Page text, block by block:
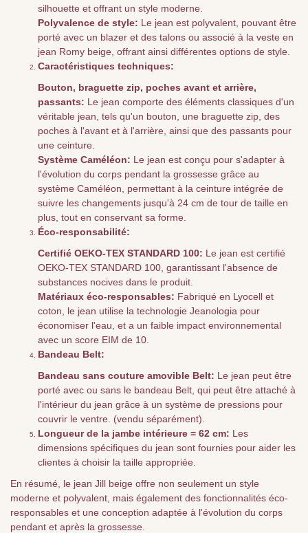
silhouette et offrant un style moderne.
Polyvalence de style: Le jean est polyvalent, pouvant être
porté avec un blazer et des talons ou associé à la veste en
jean Romy beige, offrant ainsi différentes options de style.
Caractéristiques techniques:
Bouton, braguette zip, poches avant et arrière,
passants: Le jean comporte des éléments classiques d'un
véritable jean, tels qu'un bouton, une braguette zip, des
poches à l'avant et à l'arrière, ainsi que des passants pour
une ceinture.
Système Caméléon: Le jean est conçu pour s'adapter à
l'évolution du corps pendant la grossesse grâce au
système Caméléon, permettant à la ceinture intégrée de
suivre les changements jusqu'à 24 cm de tour de taille en
plus, tout en conservant sa forme.
Éco-responsabilité:
Certifié OEKO-TEX STANDARD 100: Le jean est certifié
OEKO-TEX STANDARD 100, garantissant l'absence de
substances nocives dans le produit.
Matériaux éco-responsables: Fabriqué en Lyocell et
coton, le jean utilise la technologie Jeanologia pour
économiser l'eau, et a un faible impact environnemental
avec un score EIM de 10.
Bandeau Belt:
Bandeau sans couture amovible Belt: Le jean peut être
porté avec ou sans le bandeau Belt, qui peut être attaché à
l'intérieur du jean grâce à un système de pressions pour
couvrir le ventre. (vendu séparément).
Longueur de la jambe intérieure = 62 cm: Les
dimensions spécifiques du jean sont fournies pour aider les
clientes à choisir la taille appropriée.
En résumé, le jean Jill beige offre non seulement un style
moderne et polyvalent, mais également des fonctionnalités éco-
responsables et une conception adaptée à l'évolution du corps
pendant et après la grossesse.